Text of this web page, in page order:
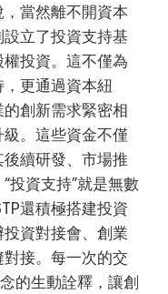
當然離不開資本
立了投資支持基
投資。這不僅為
更通過資本紐
創新需求緊密相
。這些資金不僅
續研發、市場推
投資支持”就是無數
還積極搭建投資
資對接會、創業
接。每一次的交
的生動詮釋，讓創